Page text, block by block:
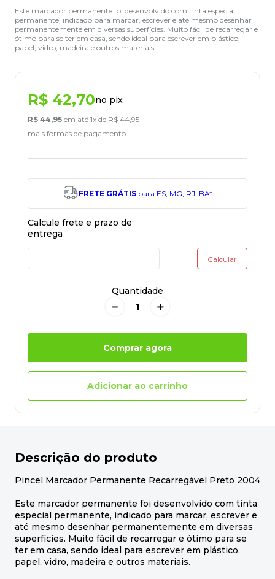
Este marcador permanente foi desenvolvido com tinta especial
permanente, indicado para marcar, escrever e até mesmo desenhar
permanentemente em diversas superfícies. Muito fácil de recarregar e
ótimo para se ter em casa, sendo ideal para escrever em plástico,
papel, vidro, madeira e outros materiais.
R$ 42,70no pix
R$ 44,95 em até 1x de R$ 44,95
mais formas de pagamento
FRETE GRÁTISpara ES, MG, RJ, BA*
Quantidade
＋
－
Comprar agora
Adicionar ao carrinho
Descrição do produto
Pincel Marcador Permanente Recarregável Preto 2004
Este marcador permanente foi desenvolvido com tinta
especial permanente, indicado para marcar, escrever e
até mesmo desenhar permanentemente em diversas
superfícies. Muito fácil de recarregar e ótimo para se
ter em casa, sendo ideal para escrever em plástico,
papel, vidro, madeira e outros materiais.